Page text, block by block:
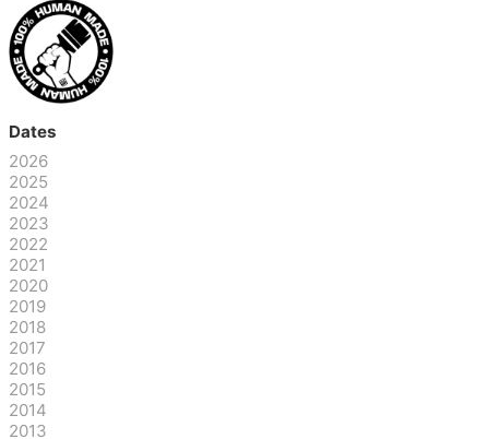
Dates
2026
2025
2024
2023
2022
2021
2020
2019
2018
2017
2016
2015
2014
2013